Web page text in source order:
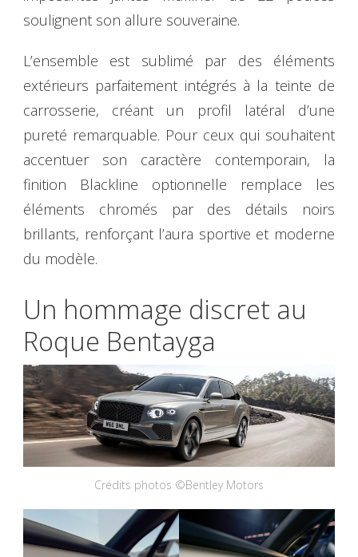
soulignent son allure souveraine.
L’ensemble est sublimé par des éléments
extérieurs parfaitement intégrés à la teinte de
carrosserie, créant un profil latéral d’une
pureté remarquable. Pour ceux qui souhaitent
accentuer son caractère contemporain, la
finition Blackline optionnelle remplace les
éléments chromés par des détails noirs
brillants, renforçant l’aura sportive et moderne
du modèle.
Un hommage discret au
Roque Bentayga
Crédits photos ©Bentley Motors